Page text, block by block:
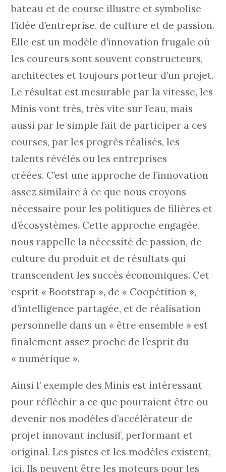
bateau et de course illustre et symbolise
l’idée d’entreprise, de culture et de passion.
Elle est un modèle d’innovation frugale où
les coureurs sont souvent constructeurs,
architectes et toujours porteur d’un projet.
Le résultat est mesurable par la vitesse, les
Minis vont très, très vite sur l’eau, mais
aussi par le simple fait de participer a ces
courses, par les progrès réalisés, les
talents révélés ou les entreprises
créées. C’est une approche de l’innovation
assez similaire à ce que nous croyons
nécessaire pour les politiques de filières et
d’écosystèmes. Cette approche engagée,
nous rappelle la nécessité de passion, de
culture du produit et de résultats qui
transcendent les succès économiques. Cet
esprit « Bootstrap », de « Coopétition »,
d’intelligence partagée, et de réalisation
personnelle dans un « être ensemble » est
finalement assez proche de l’esprit du
« numérique ».
Ainsi l’ exemple des Minis est intéressant
pour réfléchir a ce que pourraient être ou
devenir nos modèles d’accélérateur de
projet innovant inclusif, performant et
original. Les pistes et les modèles existent,
ici. Ils peuvent être les moteurs pour les